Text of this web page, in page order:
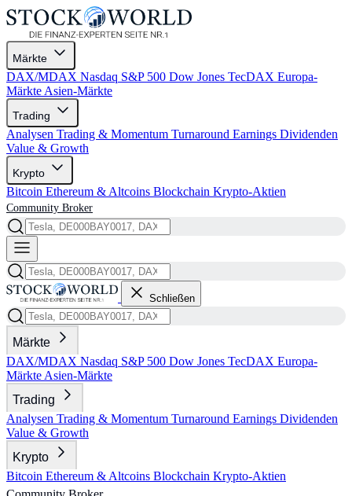
Märkte
DAX/MDAX Nasdaq S&P 500 Dow Jones TecDAX Europa-
Märkte Asien-Märkte
Trading
Analysen Trading & Momentum Turnaround Earnings Dividenden
Value & Growth
Krypto
Bitcoin Ethereum & Altcoins Blockchain Krypto-Aktien
Community Broker
Schließen
Märkte
DAX/MDAX Nasdaq S&P 500 Dow Jones TecDAX Europa-
Märkte Asien-Märkte
Trading
Analysen Trading & Momentum Turnaround Earnings Dividenden
Value & Growth
Krypto
Bitcoin Ethereum & Altcoins Blockchain Krypto-Aktien